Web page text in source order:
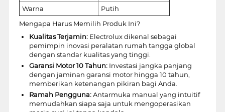
Warna
Putih
Mengapa Harus Memilih Produk Ini?
Kualitas Terjamin:Electrolux dikenal sebagai
pemimpin inovasi peralatan rumah tangga global
dengan standar kualitas yang tinggi.
Garansi Motor 10 Tahun:Investasi jangka panjang
dengan jaminan garansi motor hingga 10 tahun,
memberikan ketenangan pikiran bagi Anda.
Ramah Pengguna:Antarmuka manual yang intuitif
memudahkan siapa saja untuk mengoperasikan